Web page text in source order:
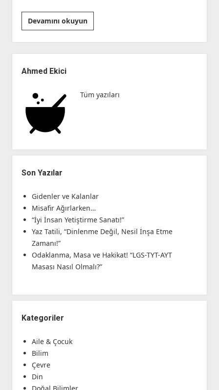
Devamını okuyunSelahattin
Demirtaş’ın
Açlık
Grevi
Geliyor?
Menü
Ahmed Ekici
Tüm yazıları
Son Yazılar
Gidenler ve Kalanlar
Misafir Ağırlarken…
“İyi İnsan Yetiştirme Sanatı!”
Yaz Tatili, “Dinlenme Değil, Nesil İnşa Etme
Zamanı!”
Odaklanma, Masa ve Hakikat! “LGS-TYT-AYT
Masası Nasıl Olmalı?”
Kategoriler
Aile & Çocuk
Bilim
Çevre
Din